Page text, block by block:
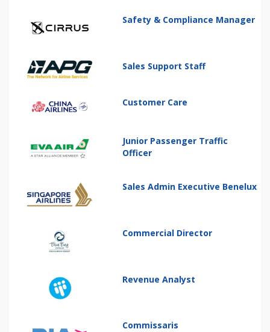
Safety & Compliance Manager
Sales Support Staff
Customer Care
Junior Passenger Traffic
Officer
Sales Admin Executive Benelux
Commercial Director
Revenue Analyst
Commissaris